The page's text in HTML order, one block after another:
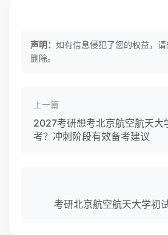
声明： 如有信息侵犯了您的权益，
删除。
上一篇
2027考研想考北京航空航天大
考？冲刺阶段有效备考建议
考研北京航空航天大学初